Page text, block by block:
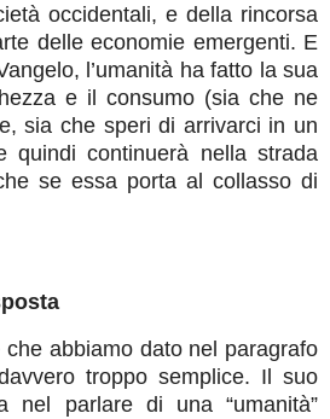
occidentali, e della rincorsa
delle economie emergenti. E
l’umanità ha fatto la sua
e il consumo (sia che ne
sia che speri di arrivarci in un
quindi continuerà nella strada
se essa porta al collasso di
abbiamo dato nel paragrafo
troppo semplice. Il suo
nel parlare di una “umanità”